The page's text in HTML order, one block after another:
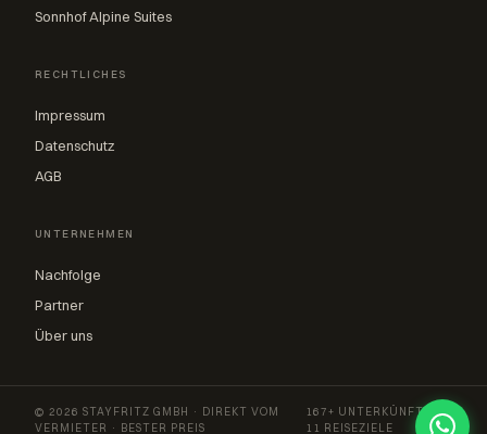
Sonnhof Alpine Suites
RECHTLICHES
Impressum
Datenschutz
AGB
UNTERNEHMEN
Nachfolge
Partner
Über uns
© 2026 STAYFRITZ GMBH · DIREKT VOM
VERMIETER · BESTER PREIS
167+ UNTERKÜNFTE ·
11 REISEZIELE